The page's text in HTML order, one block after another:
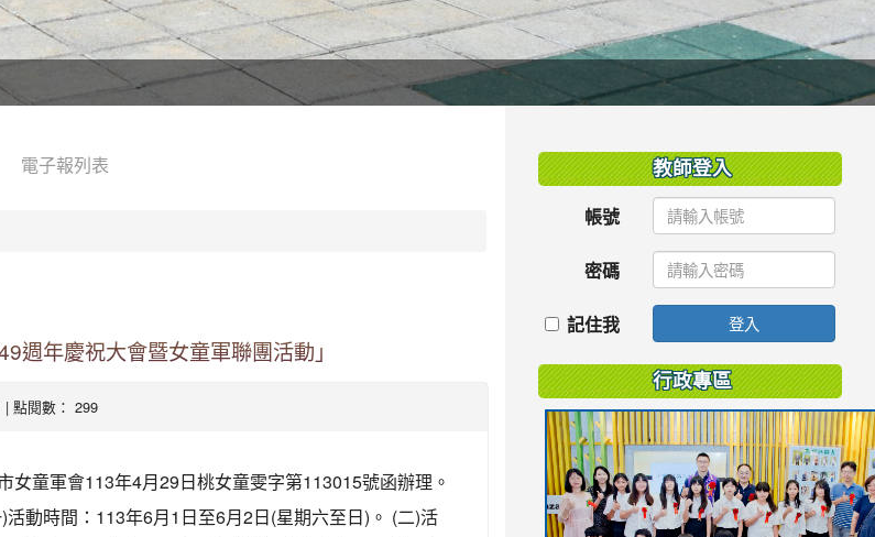
電子報列表
週年慶祝大會暨女童軍聯團活動」
| 點閱數： 299
童軍會113年4月29日桃女童雯字第113015號函辦理。
活動時間：113年6月1日至6月2日(星期六至日)。 (二)活
教師登入
帳號
密碼
記住我 登入
行政專區